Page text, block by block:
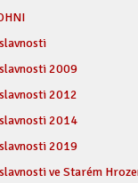
2009
2012
2014
2019
ve Starém